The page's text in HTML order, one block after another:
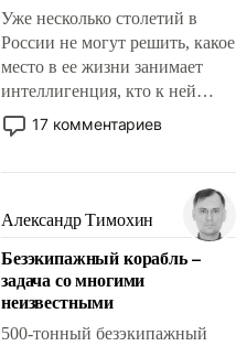
Уже несколько столетий в
России не могут решить, какое
место в ее жизни занимает
интеллигенция, кто к ней
принадлежит, а кого из нее
исключили с правом
чем она отличается от просто
образованных людей. Иногда
казалось, что эти вопросы
решены раз и навсегда, но –
нет, не решены.
17 комментариев
Александр Тимохин
Безэкипажный корабль –
задача со многими
неизвестными
500-тонный безэкипажный